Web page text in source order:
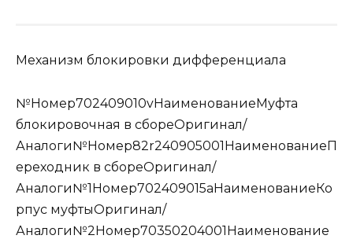
Механизм блокировки дифференциала
№Номер702409010vНаименованиеМуфта
блокировочная в сбореОригинал/
Аналоги№Номер82r240905001НаименованиеП
ереходник в сбореОригинал/
Аналоги№1Номер702409015aНаименованиеКо
рпус муфтыОригинал/
Аналоги№2Номер70350204001Наименование